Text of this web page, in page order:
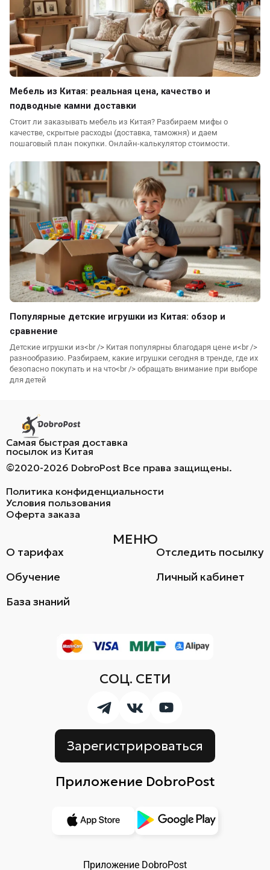
Мебель из Китая: реальная цена, качество и
подводные камни доставки
Стоит ли заказывать мебель из Китая? Разбираем мифы о
качестве, скрытые расходы (доставка, таможня) и даем
пошаговый план покупки. Онлайн-калькулятор стоимости.
Популярные детские игрушки из Китая: обзор и
сравнение
Детские игрушки из<br /> Китая популярны благодаря цене и<br />
разнообразию. Разбираем, какие игрушки сегодня в тренде, где их
безопасно покупать и на что<br /> обращать внимание при выборе
для детей
Самая быстрая доставка
посылок из Китая
©2020-2026 DobroPost Все права защищены.
Политика конфиденциальности
Условия пользования
Оферта заказа
МЕНЮ
О тарифах
База знаний
Отследить посылку
Обучение
Личный кабинет
СОЦ. СЕТИ
Зарегистрироваться
Приложение DobroPost
Приложение DobroPost